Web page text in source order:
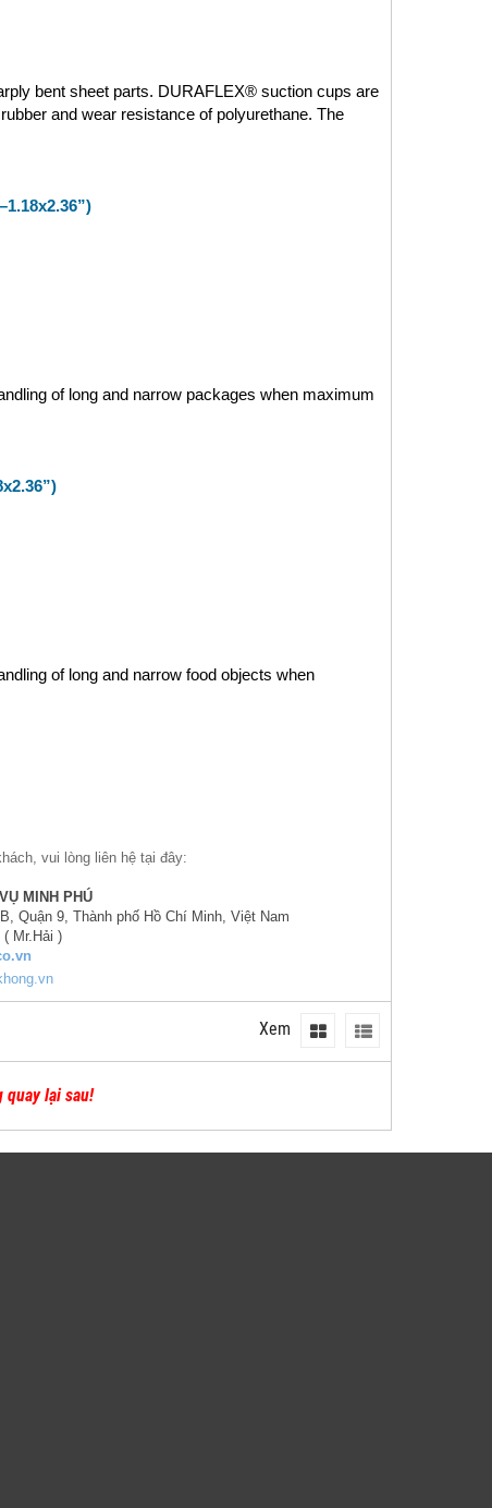
bent sheet parts. DURAFLEX® suction cups are
and wear resistance of polyurethane. The
of long and narrow packages when maximum
of long and narrow food objects when
vui lòng liên hệ tại đây:
MINH PHÚ
Quận 9, Thành phố Hồ Chí Minh, Việt Nam
Mr.Hải )
Xem
quay lại sau!